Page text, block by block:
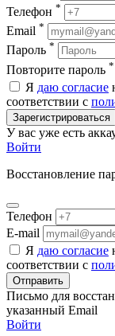
Телефон *
Email *
Пароль *
Повторите пароль *
Я даю согласие
соответствии с
Зарегистрироваться
У вас уже есть
Войти
Восстановление
Телефон
E-mail
Я даю согласие
соответствии с
Отправить
Письмо для
указанный Email
Войти